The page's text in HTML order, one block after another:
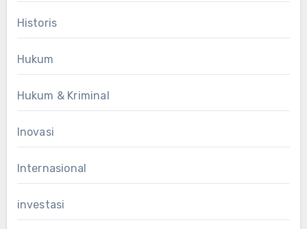
Historis
Hukum
Hukum & Kriminal
Inovasi
Internasional
investasi